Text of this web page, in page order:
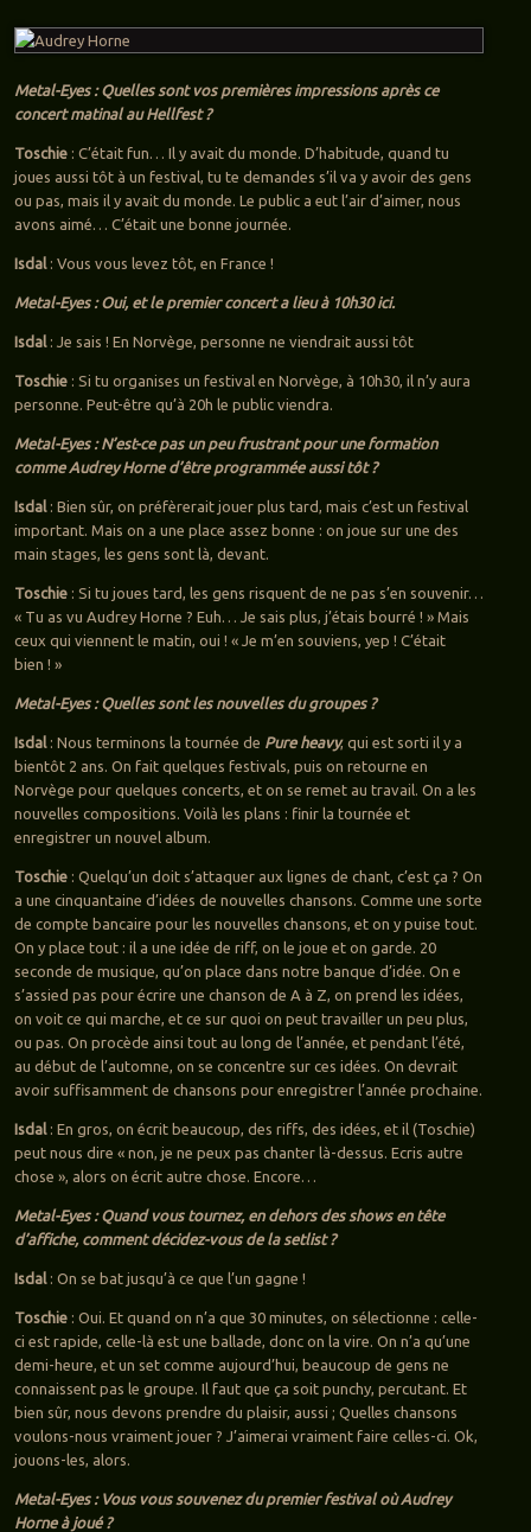
Metal-Eyes : Quelles sont vos premières impressions après ce
concert matinal au Hellfest ?
Toschie : C’était fun… Il y avait du monde. D’habitude, quand tu
joues aussi tôt à un festival, tu te demandes s’il va y avoir des gens
ou pas, mais il y avait du monde. Le public a eut l’air d’aimer, nous
avons aimé… C’était une bonne journée.
Isdal : Vous vous levez tôt, en France !
Metal-Eyes : Oui, et le premier concert a lieu à 10h30 ici.
Isdal : Je sais ! En Norvège, personne ne viendrait aussi tôt
Toschie : Si tu organises un festival en Norvège, à 10h30, il n’y aura
personne. Peut-être qu’à 20h le public viendra.
Metal-Eyes : N’est-ce pas un peu frustrant pour une formation
comme Audrey Horne d’être programmée aussi tôt ?
Isdal : Bien sûr, on préfèrerait jouer plus tard, mais c’est un festival
important. Mais on a une place assez bonne : on joue sur une des
main stages, les gens sont là, devant.
Toschie : Si tu joues tard, les gens risquent de ne pas s’en souvenir…
« Tu as vu Audrey Horne ? Euh… Je sais plus, j’étais bourré ! » Mais
ceux qui viennent le matin, oui ! « Je m’en souviens, yep ! C’était
bien ! »
Metal-Eyes : Quelles sont les nouvelles du groupes ?
Isdal : Nous terminons la tournée de Pure heavy, qui est sorti il y a
bientôt 2 ans. On fait quelques festivals, puis on retourne en
Norvège pour quelques concerts, et on se remet au travail. On a les
nouvelles compositions. Voilà les plans : finir la tournée et
enregistrer un nouvel album.
Toschie : Quelqu’un doit s’attaquer aux lignes de chant, c’est ça ? On
a une cinquantaine d’idées de nouvelles chansons. Comme une sorte
de compte bancaire pour les nouvelles chansons, et on y puise tout.
On y place tout : il a une idée de riff, on le joue et on garde. 20
seconde de musique, qu’on place dans notre banque d’idée. On e
s’assied pas pour écrire une chanson de A à Z, on prend les idées,
on voit ce qui marche, et ce sur quoi on peut travailler un peu plus,
ou pas. On procède ainsi tout au long de l’année, et pendant l’été,
au début de l’automne, on se concentre sur ces idées. On devrait
avoir suffisamment de chansons pour enregistrer l’année prochaine.
Isdal : En gros, on écrit beaucoup, des riffs, des idées, et il (Toschie)
peut nous dire « non, je ne peux pas chanter là-dessus. Ecris autre
chose », alors on écrit autre chose. Encore…
Metal-Eyes : Quand vous tournez, en dehors des shows en tête
d’affiche, comment décidez-vous de la setlist ?
Isdal : On se bat jusqu’à ce que l’un gagne !
Toschie : Oui. Et quand on n’a que 30 minutes, on sélectionne : celle-
ci est rapide, celle-là est une ballade, donc on la vire. On n’a qu’une
demi-heure, et un set comme aujourd’hui, beaucoup de gens ne
connaissent pas le groupe. Il faut que ça soit punchy, percutant. Et
bien sûr, nous devons prendre du plaisir, aussi ; Quelles chansons
voulons-nous vraiment jouer ? J’aimerai vraiment faire celles-ci. Ok,
jouons-les, alors.
Metal-Eyes : Vous vous souvenez du premier festival où Audrey
Horne à joué ?